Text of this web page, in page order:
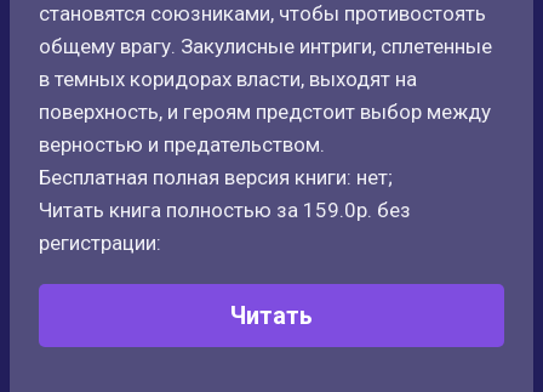
становятся союзниками, чтобы противостоять
общему врагу. Закулисные интриги, сплетенные
в темных коридорах власти, выходят на
поверхность, и героям предстоит выбор между
верностью и предательством.
Бесплатная полная версия книги: нет;
Читать книга полностью за 159.0р. без
регистрации:
Читать